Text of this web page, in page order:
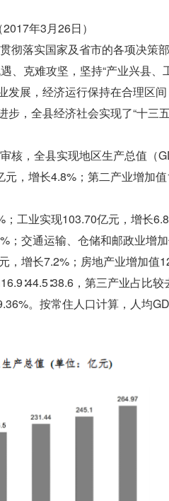
年3月26日）
彻落实国家及省市的各项决策
、克难攻坚，坚持“产业兴县、
展，经济运行保持在合理区
，全县经济社会实现了“十三五
核，全县实现地区生产总值（
，增长4.8%；第二产业增加
工业实现103.70亿元，增长
交通运输、仓储和邮政业增
增长7.2%；房地产业增加值
，第三产业占比
。按常住人口计算，人均